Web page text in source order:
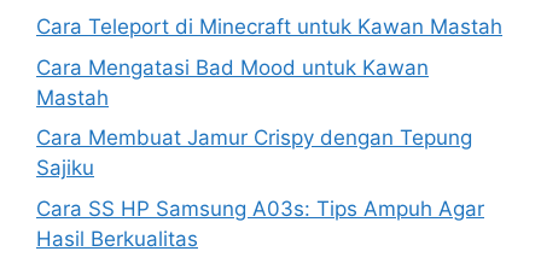
Cara Teleport di Minecraft untuk Kawan Mastah
Cara Mengatasi Bad Mood untuk Kawan
Mastah
Cara Membuat Jamur Crispy dengan Tepung
Sajiku
Cara SS HP Samsung A03s: Tips Ampuh Agar
Hasil Berkualitas